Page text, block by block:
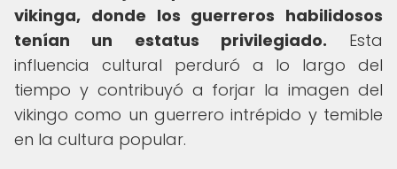
vikinga, donde los guerreros habilidosos
tenían un estatus privilegiado. Esta
influencia cultural perduró a lo largo del
tiempo y contribuyó a forjar la imagen del
vikingo como un guerrero intrépido y temible
en la cultura popular.